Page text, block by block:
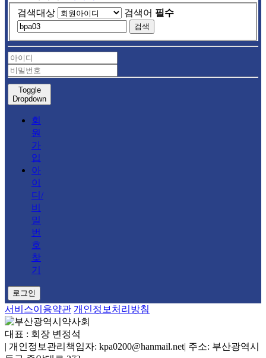
검색대상
검색어 필수
검색
Toggle
Dropdown
회
원
가
입
아
이
디/
비
밀
번
호
찾
기
로그인
서비스이용약관 개인정보처리방침
대표 : 회장 변정석
| 개인정보관리책임자: kpa0200@hanmail.net| 주소: 부산광역시